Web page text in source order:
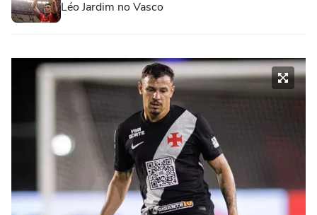
Léo Jardim no Vasco